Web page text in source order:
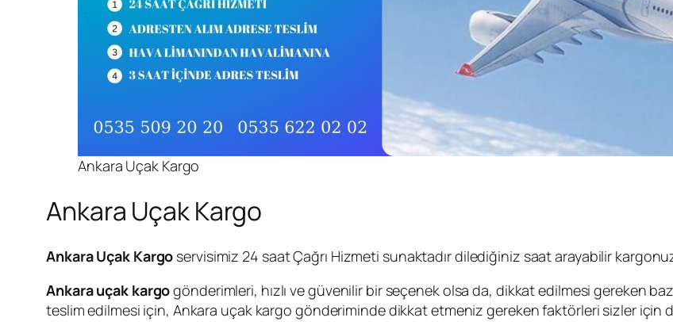
Ankara Uçak Kargo
Ankara Uçak Kargo
Ankara Uçak Kargo servisimiz 24 saat Çağrı Hizmeti sunaktadır dilediğiniz saat arayabilir
Ankara uçak kargogönderimleri, hızlı ve güvenilir bir seçenek olsa da, dikkat edilmesi gereken
teslim edilmesi için, Ankara uçak kargo gönderiminde dikkat etmeniz gereken faktörleri sizler için